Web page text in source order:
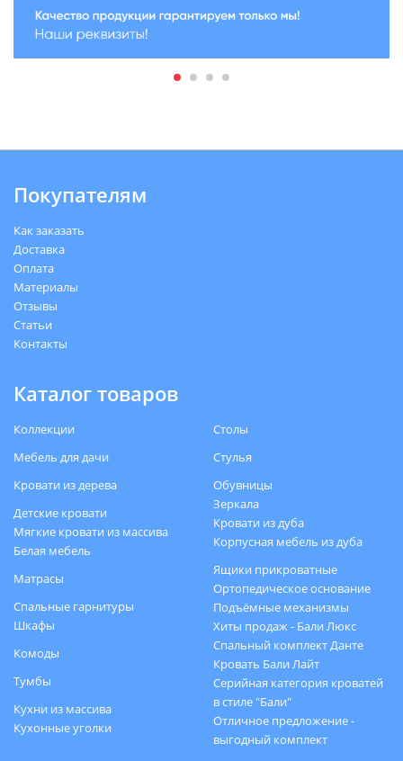
Покупателям
Как заказать
Доставка
Оплата
Материалы
Отзывы
Статьи
Контакты
Каталог товаров
Коллекции
Мебель для дачи
Кровати из дерева
Детские кровати
Мягкие кровати из массива
Белая мебель
Матрасы
Спальные гарнитуры
Шкафы
Комоды
Тумбы
Кухни из массива
Кухонные уголки
Столы
Стулья
Обувницы
Зеркала
Кровати из дуба
Корпусная мебель из дуба
Ящики прикроватные
Ортопедическое основание
Подъёмные механизмы
Хиты продаж - Бали Люкс
Спальный комплект Данте
Кровать Бали Лайт
Серийная категория кроватей
в стиле "Бали"
Отличное предложение -
выгодный комплект